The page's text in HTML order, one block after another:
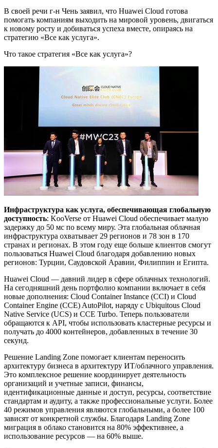
В своей речи г-н Чень заявил, что Huawei Cloud готова
помогать компаниям выходить на мировой уровень, двигаться
к новому росту и добиваться успеха вместе, опираясь на
стратегию «Все как услуга».
Что такое стратегия «Все как услуга»?
Инфраструктура как услуга, обеспечивающая глобальную
доступность: KooVerse от Huawei Cloud обеспечивает малую
задержку до 50 мс по всему миру. Эта глобальная облачная
инфраструктура охватывает 29 регионов и 78 зон в 170
странах и регионах. В этом году еще больше клиентов смогут
пользоваться Huawei Cloud благодаря добавлению новых
регионов: Турции, Саудовской Аравии, Филиппин и Египта.
Huawei Cloud — давний лидер в сфере облачных технологий.
На сегодняшний день портфолио компании включает в себя
новые дополнения: Cloud Container Instance (CCI) и Cloud
Container Engine (CCE) AutoPilot, наряду с Ubiquitous Cloud
Native Service (UCS) и CCE Turbo. Теперь пользователи
обращаются к API, чтобы использовать кластерные ресурсы и
получать до 4000 контейнеров, добавленных в течение 30
секунд.
Решение Landing Zone помогает клиентам переносить
архитектуру бизнеса в архитектуру ИТ/облачного управления.
Это комплексное решение координирует деятельность
организаций и учетные записи, финансы,
идентификационные данные и доступ, ресурсы, соответствие
стандартам и аудиту, а также профессиональные услуги. Более
40 режимов управления являются глобальными, а более 100
зависят от конкретной службы. Благодаря Landing Zone
миграция в облако становится на 80% эффективнее, а
использование ресурсов — на 60% выше.